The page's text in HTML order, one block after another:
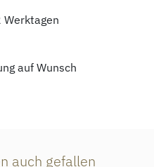
Werktagen
auf Wunsch
auch gefallen